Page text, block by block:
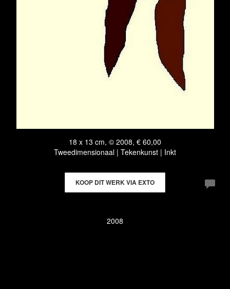
18 x 13 cm, © 2008, € 60,00
Tweedimensionaal | Tekenkunst | Inkt
KOOP DIT WERK VIA EXTO
2008